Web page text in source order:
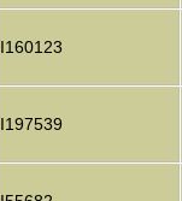
I160123
I197539